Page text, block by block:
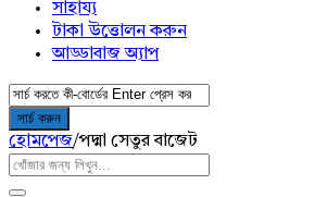
সাহায্য
টাকা উত্তোলন করুন
আড্ডাবাজ অ্যাপ
হোমপেজ/পদ্মা সেতুর বাজেট